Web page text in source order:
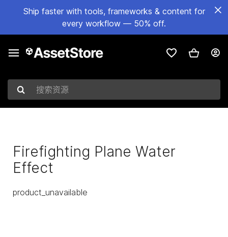
Ship faster with tools, frameworks & content for
every workflow — 50% off.
搜索资源
Firefighting Plane Water
Effect
product_unavailable